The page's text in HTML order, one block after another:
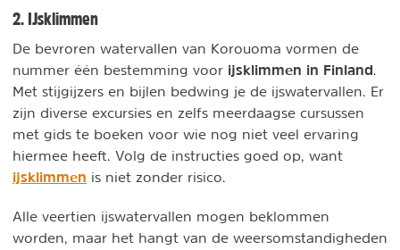
2. IJsklimmen
De bevroren watervallen van Korouoma vormen de
nummer één bestemming voor ijsklimmen in Finland
Met stijgijzers en bijlen bedwing je de ijswatervallen. Er
zijn diverse excursies en zelfs meerdaagse cursussen
met gids te boeken voor wie nog niet veel ervaring
hiermee heeft. Volg de instructies goed op, want
ijsklimmen is niet zonder risico.
Alle veertien ijswatervallen mogen beklommen
worden, maar het hangt van de weersomstandigheden